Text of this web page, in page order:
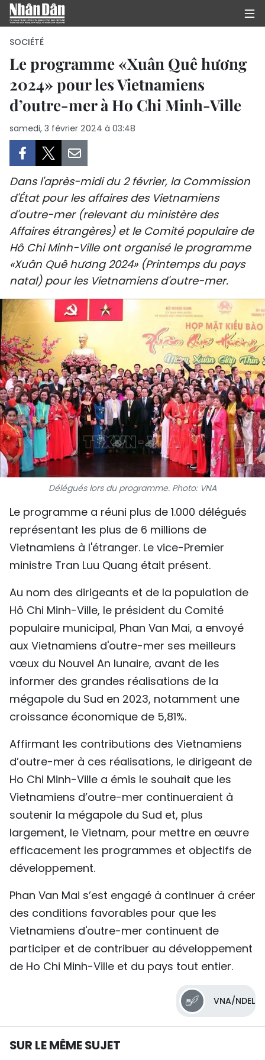
PAGE D'ACCUEIL
POLITIQUE
CULTURE
TOURISME
ENVIRONNEMENT
SPORT
FRANCOPHONIE
PAYS NATAL
INTERNATIONAL
MÉGASTORIE
INFOGRAPHIE
PHOTO
VIDÉO
À PROPOS DU "PEUPLE"
TIẾNG VIỆT
ENGLISH
中文
РУССКИЙ
ESPAÑOL
SOCIÉTÉ
Le programme «Xuân Quê hương
2024» pour les Vietnamiens
d’outre-mer à Ho Chi Minh-Ville
samedi, 3 février 2024 à 03:48
Dans l'après-midi du 2 février, la Commission
d'État pour les affaires des Vietnamiens
d'outre-mer (relevant du ministère des
Affaires étrangères) et le Comité populaire de
Hô Chi Minh-Ville ont organisé le programme
«Xuân Quê hương 2024» (Printemps du pays
natal) pour les Vietnamiens d'outre-mer.
Délégués lors du programme. Photo: VNA
Le programme a réuni plus de 1.000 délégués
représentant les plus de 6 millions de
Vietnamiens à l'étranger. Le vice-Premier
ministre Tran Luu Quang était présent.
Au nom des dirigeants et de la population de
Hô Chi Minh-Ville, le président du Comité
populaire municipal, Phan Van Mai, a envoyé
aux Vietnamiens d'outre-mer ses meilleurs
vœux du Nouvel An lunaire, avant de les
informer des grandes réalisations de la
mégapole du Sud en 2023, notamment une
croissance économique de 5,81%.
Affirmant les contributions des Vietnamiens
d’outre-mer à ces réalisations, le dirigeant de
Ho Chi Minh-Ville a émis le souhait que les
Vietnamiens d’outre-mer continueraient à
soutenir la mégapole du Sud et, plus
largement, le Vietnam, pour mettre en œuvre
efficacement les programmes et objectifs de
développement.
Phan Van Mai s’est engagé à continuer à créer
des conditions favorables pour que les
Vietnamiens d'outre-mer continuent de
participer et de contribuer au développement
de Ho Chi Minh-Ville et du pays tout entier.
VNA/NDEL
SUR LE MÊME SUJET